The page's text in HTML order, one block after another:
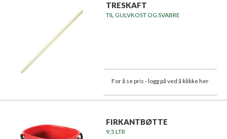
TRESKAFT
TIL GULVKOST OG SVABRE
For å se pris - logg på ved å klikke her
FIRKANTBØTTE
9,5 LTR